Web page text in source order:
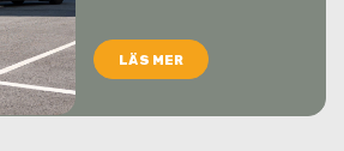
LÄS MER